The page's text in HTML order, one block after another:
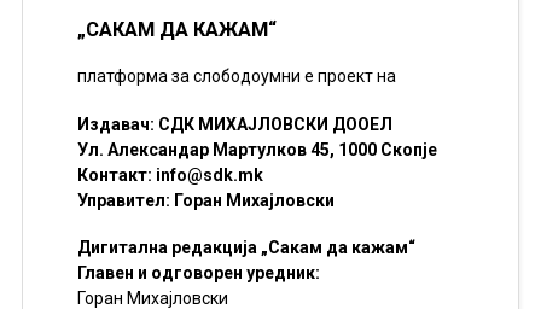
„САКАМ ДА КАЖАМ“
платформа за слободоумни е проект на
Издавач: СДК МИХАЈЛОВСКИ ДООЕЛ
Ул. Александар Мартулков 45, 1000 Скопје
Контакт: info@sdk.mk
Управител: Горан Михајловски
Дигитална редакција „Сакам да кажам“
Главен и одговорен уредник:
Горан Михајловски